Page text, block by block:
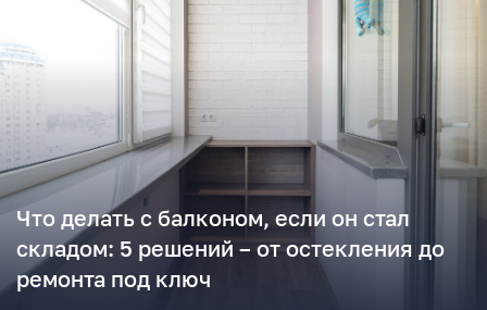
Что делать с балконом, если он стал
складом: 5 решений – от остекления до
ремонта под ключ